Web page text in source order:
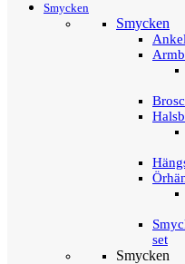
Smycken
Smycken
set
Smycken